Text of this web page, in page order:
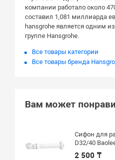
компании работало около
составил 1,081 миллиарда
hansgrohe является одним
группе Hansgrohe.
Все товары категории
Все товары бренда
Вам может
Сифон для
D32/40
2 500 ₸